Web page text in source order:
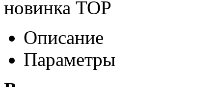
новинка TOP
Описание
Параметры